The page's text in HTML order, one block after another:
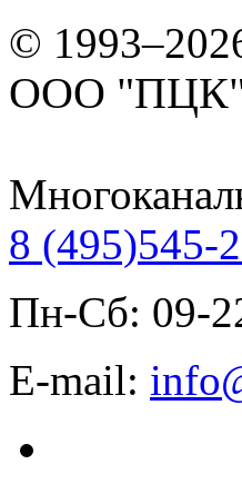
©
ООО
8 (495)545-
Пн-Сб: 09-
E-mail: